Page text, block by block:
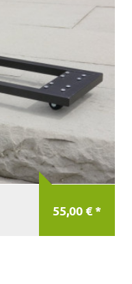
55,00 € *